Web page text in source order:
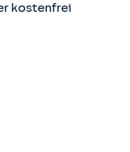
kostenfrei